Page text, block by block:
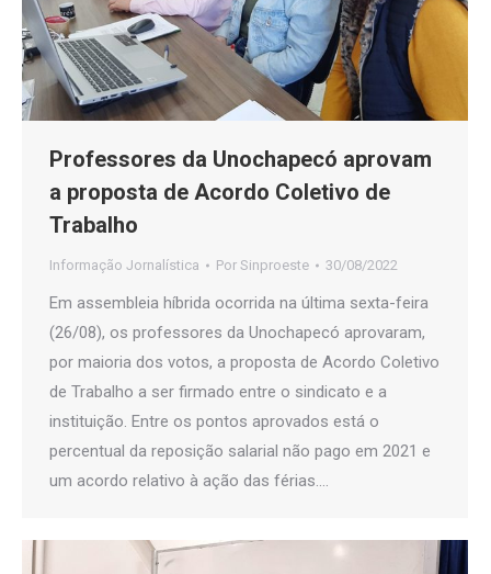
Professores da Unochapecó aprovam
a proposta de Acordo Coletivo de
Trabalho
Informação Jornalística Por Sinproeste 30/08/2022
Em assembleia híbrida ocorrida na última sexta-feira
(26/08), os professores da Unochapecó aprovaram,
por maioria dos votos, a proposta de Acordo Coletivo
de Trabalho a ser firmado entre o sindicato e a
instituição. Entre os pontos aprovados está o
percentual da reposição salarial não pago em 2021 e
um acordo relativo à ação das férias.…